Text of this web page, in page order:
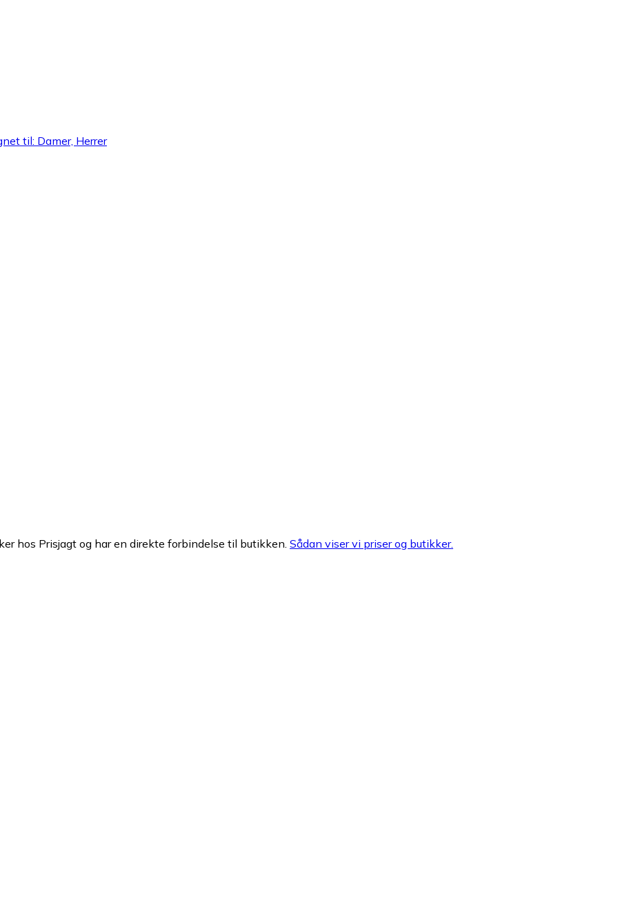
til: Damer, Herrer
hos Prisjagt og har en direkte forbindelse til butikken. Sådan viser vi priser og butikker.